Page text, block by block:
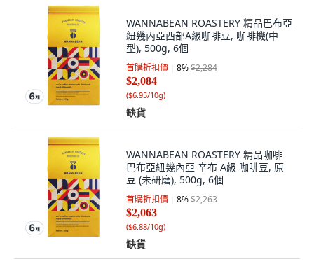
WANNABEAN ROASTERY 精品巴布亞
紐幾內亞西部A級咖啡豆, 咖啡機(中
型), 500g, 6個
首購折扣價 8%$2,284
$2,084
($6.95/10g)
缺貨
WANNABEAN ROASTERY 精品咖啡
巴布亞紐幾內亞 辛布 A級 咖啡豆, 原
豆 (未研磨), 500g, 6個
首購折扣價 8%$2,263
$2,063
($6.88/10g)
缺貨